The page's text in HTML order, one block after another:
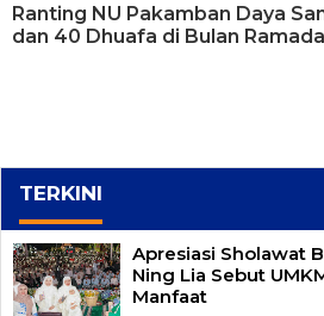
Ranting NU Pakamban Daya
dan 40 Dhuafa di Bulan
TERKINI
Apresiasi Sholawat
Ning Lia Sebut
Manfaat